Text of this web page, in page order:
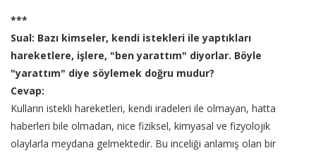
***
Sual: Bazı kimseler, kendi istekleri ile yaptıkları
hareketlere, işlere, "ben yarattım" diyorlar. Böyle
"yarattım" diye söylemek doğru mudur?
Cevap:
Kulların istekli hareketleri, kendi iradeleri ile olmayan, hatta
haberleri bile olmadan, nice fiziksel, kimyasal ve fizyolojik
olaylarla meydana gelmektedir. Bu inceliği anlamış olan bir